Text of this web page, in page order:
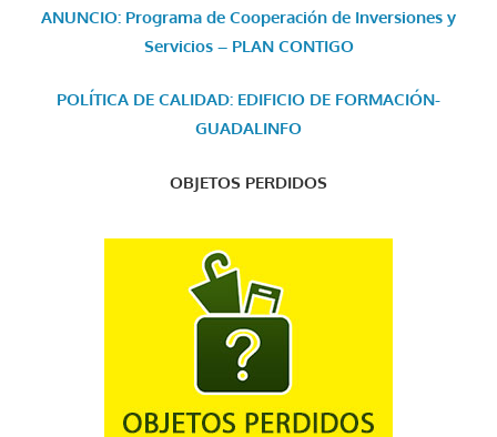
ANUNCIO: Programa de Cooperación de Inversiones y
Servicios – PLAN CONTIGO
POLÍTICA DE CALIDAD: EDIFICIO DE FORMACIÓN-
GUADALINFO
OBJETOS PERDIDOS